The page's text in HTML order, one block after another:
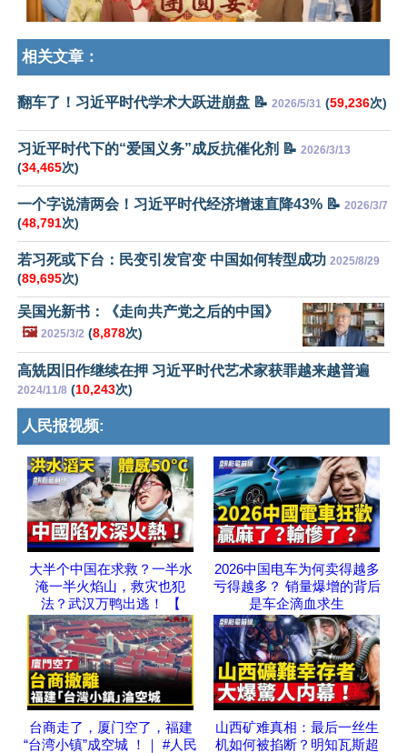
相关文章：
翻车了！习近平时代学术大跃进崩盘 📝 2026/5/31 (59,236次)
习近平时代下的“爱国义务”成反抗催化剂 📝 2026/3/13
(34,465次)
一个字说清两会！习近平时代经济增速直降43% 📝 2026/3/7
(48,791次)
若习死或下台：民变引发官变 中国如何转型成功 2025/8/29
(89,695次)
吴国光新书：《走向共产党之后的中国》
🖼️ 2025/3/2 (8,878次)
高兟因旧作继续在押 习近平时代艺术家获罪越来越普遍
2024/11/8 (10,243次)
人民报视频:
大半个中国在求救？一半水
淹一半火焰山，救灾也犯
法？武汉万鸭出逃！ 【
2026中国电车为何卖得越多
亏得越多？ 销量爆增的背后
是车企滴血求生
台商走了，厦门空了，福建
“台湾小镇”成空城 ！｜ #人民
山西矿难真相：最后一丝生
机如何被掐断？明知瓦斯超